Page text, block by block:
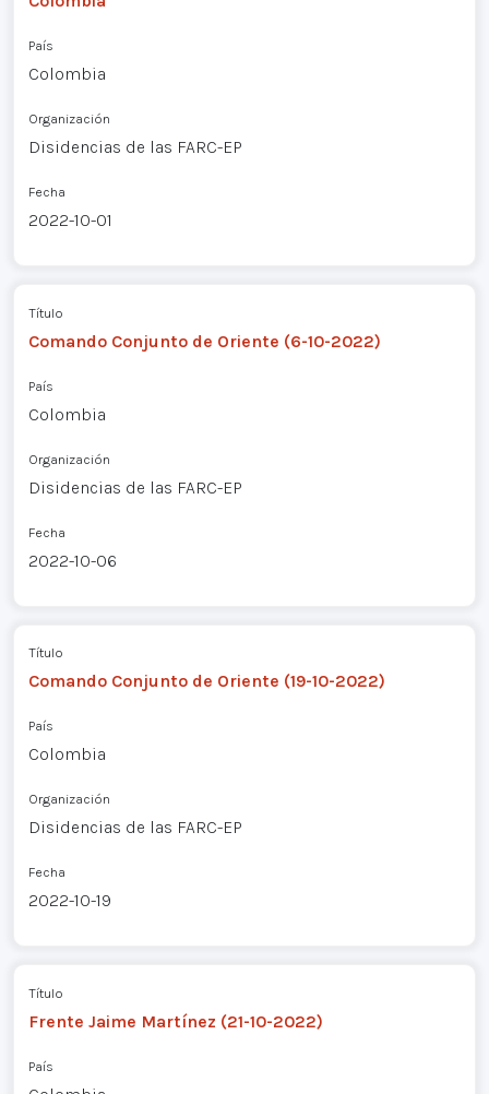
País
Colombia
Organización
Disidencias de las FARC-EP
Fecha
2022-10-01
Título
Comando Conjunto de Oriente (6-10-2022)
País
Colombia
Organización
Disidencias de las FARC-EP
Fecha
2022-10-06
Título
Comando Conjunto de Oriente (19-10-2022)
País
Colombia
Organización
Disidencias de las FARC-EP
Fecha
2022-10-19
Título
Frente Jaime Martínez (21-10-2022)
País